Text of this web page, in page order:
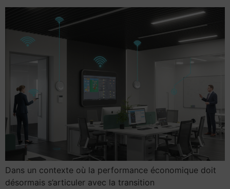
Dans un contexte où la performance économique doit
désormais s’articuler avec la transition